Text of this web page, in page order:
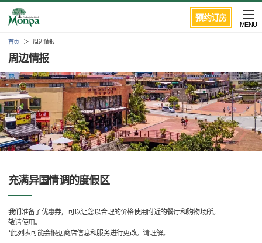
预约订房
MENU
首页 周边情报
周边情报
充满异国情调的度假区
我们准备了优惠券，可以让您以合理的价格使用附近的餐厅和购物场所。
敬请使用。
*此列表可能会根据商店信息和服务进行更改。请理解。